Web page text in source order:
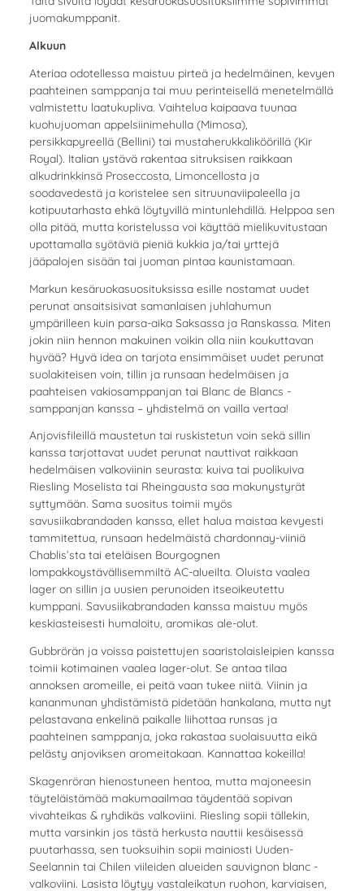
juomakumppanit.
Alkuun
Ateriaa odotellessa maistuu pirteä ja hedelmäinen, kevyen
paahteinen samppanja tai muu perinteisellä menetelmällä
valmistettu laatukupliva. Vaihtelua kaipaava tuunaa
kuohujuoman appelsiinimehulla (Mimosa),
persikkapyreellä (Bellini) tai mustaherukkaliköörillä (Kir
Royal). Italian ystävä rakentaa sitruksisen raikkaan
alkudrinkkinsä Proseccosta, Limoncellosta ja
soodavedestä ja koristelee sen sitruunaviipaleella ja
kotipuutarhasta ehkä löytyvillä mintunlehdillä. Helppoa sen
olla pitää, mutta koristelussa voi käyttää mielikuvitustaan
upottamalla syötäviä pieniä kukkia ja/tai yrttejä
jääpalojen sisään tai juoman pintaa kaunistamaan.
Markun kesäruokasuosituksissa esille nostamat uudet
perunat ansaitsisivat samanlaisen juhlahumun
ympärilleen kuin parsa-aika Saksassa ja Ranskassa. Miten
jokin niin hennon makuinen voikin olla niin koukuttavan
hyvää? Hyvä idea on tarjota ensimmäiset uudet perunat
suolakiteisen voin, tillin ja runsaan hedelmäisen ja
paahteisen vakiosamppanjan tai Blanc de Blancs -
samppanjan kanssa – yhdistelmä on vailla vertaa!
Anjovisfileillä maustetun tai ruskistetun voin sekä sillin
kanssa tarjottavat uudet perunat nauttivat raikkaan
hedelmäisen valkoviinin seurasta: kuiva tai puolikuiva
Riesling Moselista tai Rheingausta saa makunystyrät
syttymään. Sama suositus toimii myös
savusiikabrandaden kanssa, ellet halua maistaa kevyesti
tammitettua, runsaan hedelmäistä chardonnay-viiniä
Chablis’sta tai eteläisen Bourgognen
lompakkoystävällisemmiltä AC-alueilta. Oluista vaalea
lager on sillin ja uusien perunoiden itseoikeutettu
kumppani. Savusiikabrandaden kanssa maistuu myös
keskiasteisesti humaloitu, aromikas ale-olut.
Gubbrörän ja voissa paistettujen saaristolaisleipien kanssa
toimii kotimainen vaalea lager-olut. Se antaa tilaa
annoksen aromeille, ei peitä vaan tukee niitä. Viinin ja
kananmunan yhdistämistä pidetään hankalana, mutta nyt
pelastavana enkelinä paikalle liihottaa runsas ja
paahteinen samppanja, joka rakastaa suolaisuutta eikä
pelästy anjoviksen aromeitakaan. Kannattaa kokeilla!
Skagenröran hienostuneen hentoa, mutta majoneesin
täyteläistämää makumaailmaa täydentää sopivan
vivahteikas & ryhdikäs valkoviini. Riesling sopii tällekin,
mutta varsinkin jos tästä herkusta nauttii kesäisessä
puutarhassa, sen tuoksuihin sopii mainiosti Uuden-
Seelannin tai Chilen viileiden alueiden sauvignon blanc -
valkoviini. Lasista löytyy vastaleikatun ruohon, karviaisen,